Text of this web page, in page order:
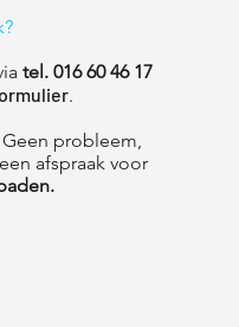
tel. 016 60 46 17
.
probleem,
afspraak voor